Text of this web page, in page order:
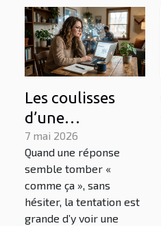
Les coulisses
d’une
conversation : à
quoi pense
vraiment un
chatbot ia ?
7 mai 2026
Quand une réponse
semble tomber «
comme ça », sans
hésiter, la tentation est
grande d’y voir une